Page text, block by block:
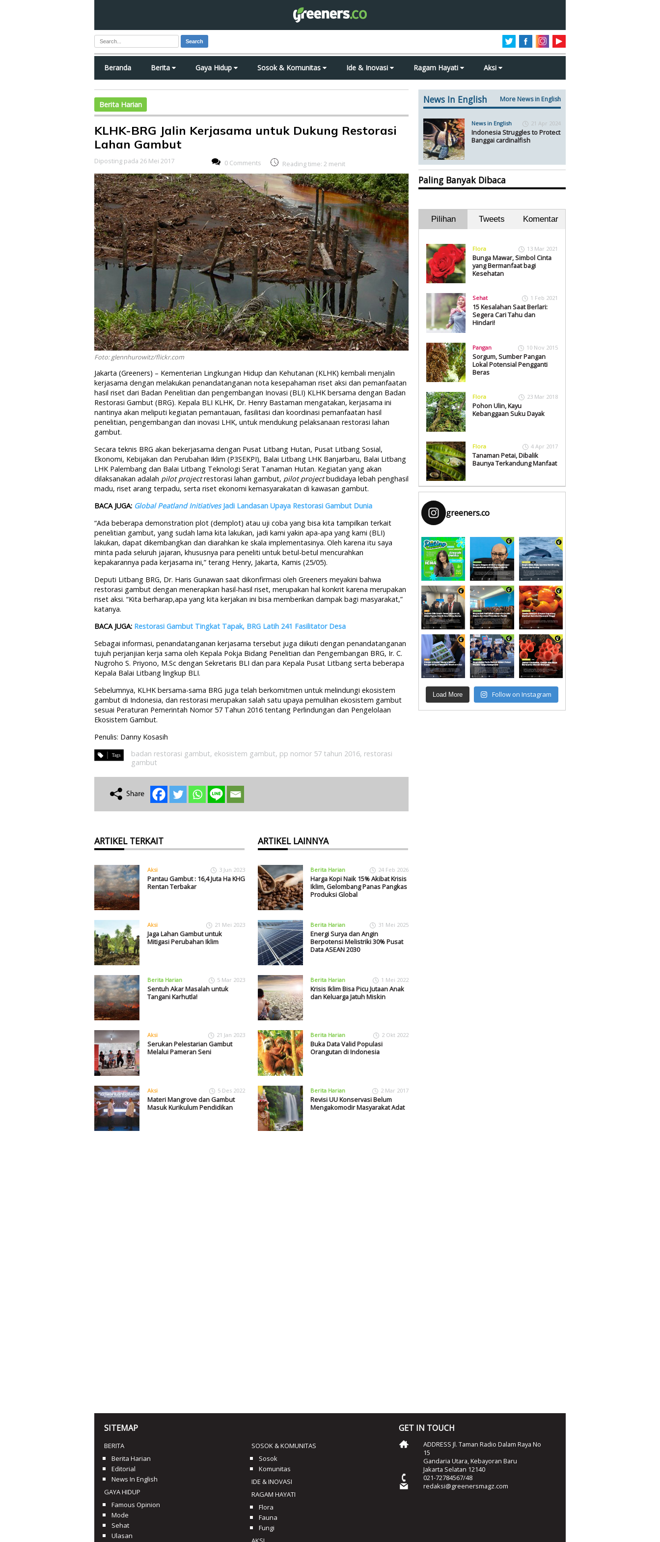
Search
Beranda Berita Gaya Hidup Sosok & Komunitas Ide & Inovasi Ragam Hayati Aksi
Berita Harian
KLHK-BRG Jalin Kerjasama untuk Dukung Restorasi
Lahan Gambut
Diposting pada 26 Mei 2017 0 Comments Reading time: 2 menit
Foto: glennhurowitz/flickr.com
Jakarta (Greeners) – Kementerian Lingkungan Hidup dan Kehutanan (KLHK) kembali menjalin
kerjasama dengan melakukan penandatanganan nota kesepahaman riset aksi dan pemanfaatan
hasil riset dari Badan Penelitian dan pengembangan Inovasi (BLI) KLHK bersama dengan Badan
Restorasi Gambut (BRG). Kepala BLI KLHK, Dr. Henry Bastaman mengatakan, kerjasama ini
nantinya akan meliputi kegiatan pemantauan, fasilitasi dan koordinasi pemanfaatan hasil
penelitian, pengembangan dan inovasi LHK, untuk mendukung pelaksanaan restorasi lahan
gambut.
Secara teknis BRG akan bekerjasama dengan Pusat Litbang Hutan, Pusat Litbang Sosial,
Ekonomi, Kebijakan dan Perubahan Iklim (P3SEKPI), Balai Litbang LHK Banjarbaru, Balai Litbang
LHK Palembang dan Balai Litbang Teknologi Serat Tanaman Hutan. Kegiatan yang akan
dilaksanakan adalah pilot projectrestorasi lahan gambut, pilot projectbudidaya lebah penghasil
madu, riset arang terpadu, serta riset ekonomi kemasyarakatan di kawasan gambut.
BACA JUGA: Global Peatland InitiativesJadi Landasan Upaya Restorasi Gambut Dunia
“Ada beberapa demonstration plot (demplot) atau uji coba yang bisa kita tampilkan terkait
penelitian gambut, yang sudah lama kita lakukan, jadi kami yakin apa-apa yang kami (BLI)
lakukan, dapat dikembangkan dan diarahkan ke skala implementasinya. Oleh karena itu saya
minta pada seluruh jajaran, khususnya para peneliti untuk betul-betul mencurahkan
kepakarannya pada kerjasama ini,” terang Henry, Jakarta, Kamis (25/05).
Deputi Litbang BRG, Dr. Haris Gunawan saat dikonfirmasi oleh Greeners meyakini bahwa
restorasi gambut dengan menerapkan hasil-hasil riset, merupakan hal konkrit karena merupakan
riset aksi. “Kita berharap,apa yang kita kerjakan ini bisa memberikan dampak bagi masyarakat,”
katanya.
BACA JUGA: Restorasi Gambut Tingkat Tapak, BRG Latih 241 Fasilitator Desa
Sebagai informasi, penandatanganan kerjasama tersebut juga diikuti dengan penandatanganan
tujuh perjanjian kerja sama oleh Kepala Pokja Bidang Penelitian dan Pengembangan BRG, Ir. C.
Nugroho S. Priyono, M.Sc dengan Sekretaris BLI dan para Kepala Pusat Litbang serta beberapa
Kepala Balai Litbang lingkup BLI.
Sebelumnya, KLHK bersama-sama BRG juga telah berkomitmen untuk melindungi ekosistem
gambut di Indonesia, dan restorasi merupakan salah satu upaya pemulihan ekosistem gambut
sesuai Peraturan Pemerintah Nomor 57 Tahun 2016 tentang Perlindungan dan Pengelolaan
Ekosistem Gambut.
Penulis: Danny Kosasih
badan restorasi gambut, ekosistem gambut, pp nomor 57 tahun 2016, restorasi
gambut
ARTIKEL TERKAIT
Aksi 3 Jun 2023
Pantau Gambut : 16,4 Juta Ha KHG
Rentan Terbakar
Aksi 21 Mei 2023
Jaga Lahan Gambut untuk
Mitigasi Perubahan Iklim
Berita Harian 5 Mar 2023
Sentuh Akar Masalah untuk
Tangani Karhutla!
Aksi 21 Jan 2023
Serukan Pelestarian Gambut
Melalui Pameran Seni
Aksi 5 Des 2022
Materi Mangrove dan Gambut
Masuk Kurikulum Pendidikan
ARTIKEL LAINNYA
Berita Harian 24 Feb 2026
Harga Kopi Naik 15% Akibat Krisis
Iklim, Gelombang Panas Pangkas
Produksi Global
Berita Harian 31 Mei 2025
Energi Surya dan Angin
Berpotensi Melistriki 30% Pusat
Data ASEAN 2030
Berita Harian 1 Mei 2022
Krisis Iklim Bisa Picu Jutaan Anak
dan Keluarga Jatuh Miskin
Berita Harian 2 Okt 2022
Buka Data Valid Populasi
Orangutan di Indonesia
Berita Harian 2 Mar 2017
Revisi UU Konservasi Belum
Mengakomodir Masyarakat Adat
News In English More News in English
News in English 21 Apr 2024
Indonesia Struggles to Protect
Banggai cardinalfish
Paling Banyak Dibaca
Pilihan Tweets Komentar
Flora 13 Mar 2021
Bunga Mawar, Simbol Cinta
yang Bermanfaat bagi
Kesehatan
Sehat 1 Feb 2021
15 Kesalahan Saat Berlari:
Segera Cari Tahu dan
Hindari!
Pangan 10 Nov 2015
Sorgum, Sumber Pangan
Lokal Potensial Pengganti
Beras
Flora 23 Mar 2018
Pohon Ulin, Kayu
Kebanggaan Suku Dayak
Flora 4 Apr 2017
Tanaman Petai, Dibalik
Baunya Terkandung Manfaat
greeners.co
Load More Follow on Instagram
SITEMAP
BERITA
Berita Harian
Editorial
News In English
GAYA HIDUP
Famous Opinion
Mode
Sehat
Ulasan
SOSOK & KOMUNITAS
Sosok
Komunitas
IDE & INOVASI
RAGAM HAYATI
Flora
Fauna
Fungi
GET IN TOUCH
ADDRESS Jl. Taman Radio Dalam Raya No
15
Gandaria Utara, Kebayoran Baru
Jakarta Selatan 12140
021-72784567/48
redaksi@greenersmagz.com